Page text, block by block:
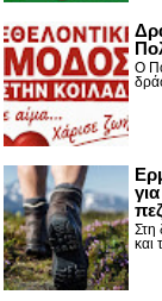
Ο
Στη
και